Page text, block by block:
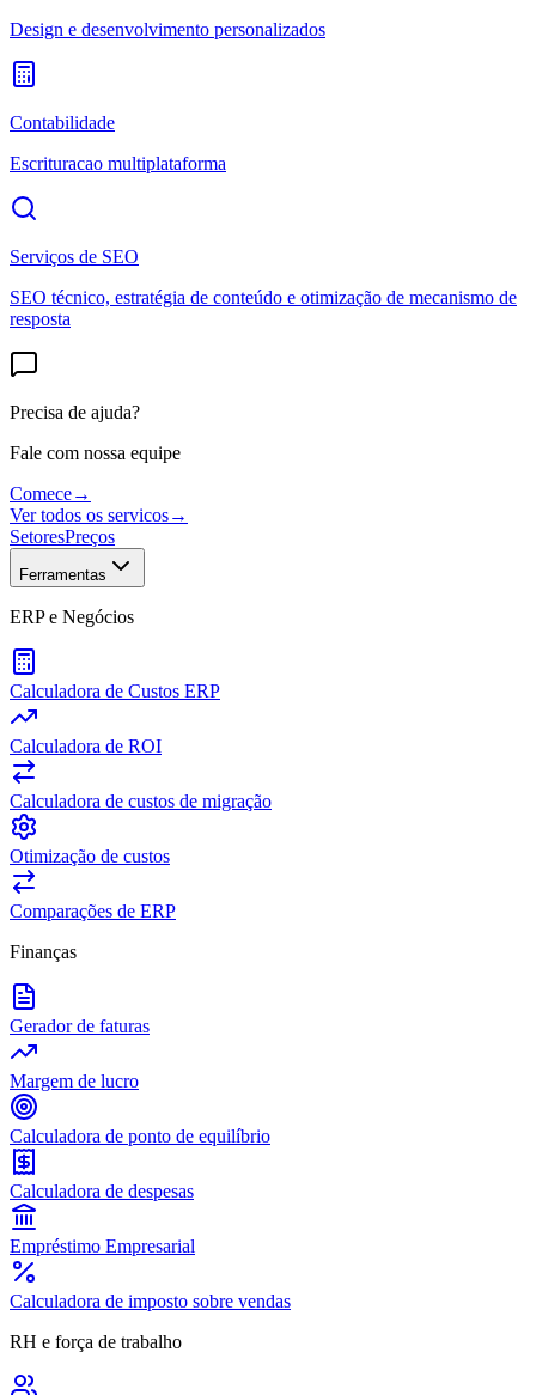
Design e desenvolvimento personalizados
Contabilidade
Escrituracao multiplataforma
Serviços de SEO
SEO técnico, estratégia de conteúdo e otimização de mecanismo de
resposta
Precisa de ajuda?
Fale com nossa equipe
Comece→
Ver todos os servicos→
SetoresPreços
Ferramentas
ERP e Negócios
Calculadora de Custos ERP
Calculadora de ROI
Calculadora de custos de migração
Otimização de custos
Comparações de ERP
Finanças
Gerador de faturas
Margem de lucro
Calculadora de ponto de equilíbrio
Calculadora de despesas
Empréstimo Empresarial
Calculadora de imposto sobre vendas
RH e força de trabalho